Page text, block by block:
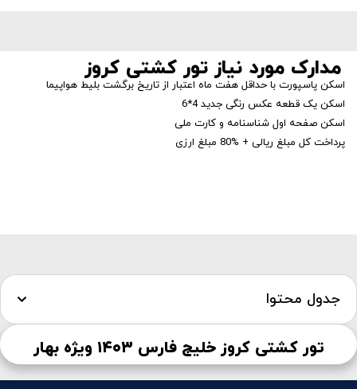
مدارک مورد نیاز تور کشتی کروز
اسکن پاسپورت با حداقل هفت ماه اعتبار از تاریخ برگشت بلیط هواپیما
اسکن یک قطعه عکس رنگی جدید 4*6
اسکن صفحه اول شناسنامه و کارت ملی
پرداخت کل مبلغ ریالی + %80 مبلغ ارزی
جدول محتوا
تور کشتی کروز خلیج فارس ۱۴۰۳ ویژه بهار